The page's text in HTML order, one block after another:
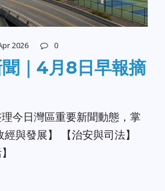
2026 0
｜4月8日早報摘
今日灣區重要新聞動態，掌
與發展】 【治安與司法】